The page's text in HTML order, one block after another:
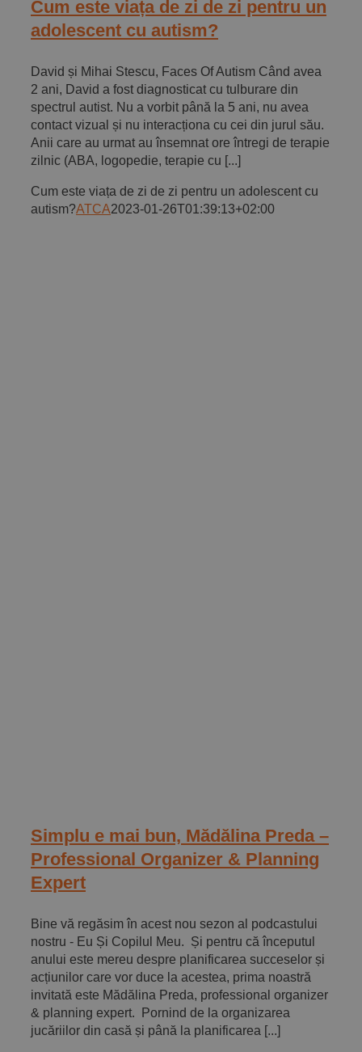
Cum este viața de zi de zi pentru un
adolescent cu autism?
David și Mihai Stescu, Faces Of Autism Când avea
2 ani, David a fost diagnosticat cu tulburare din
spectrul autist. Nu a vorbit până la 5 ani, nu avea
contact vizual și nu interacționa cu cei din jurul său.
Anii care au urmat au însemnat ore întregi de terapie
zilnic (ABA, logopedie, terapie cu [...]
Cum este viața de zi de zi pentru un adolescent cu
autism?ATCA2023-01-26T01:39:13+02:00
Simplu e mai bun, Mădălina Preda –
Professional Organizer & Planning
Expert
Bine vă regăsim în acest nou sezon al podcastului
nostru - Eu Și Copilul Meu. Și pentru că începutul
anului este mereu despre planificarea succeselor și
acțiunilor care vor duce la acestea, prima noastră
invitată este Mădălina Preda, professional organizer
& planning expert. Pornind de la organizarea
jucăriilor din casă și până la planificarea [...]